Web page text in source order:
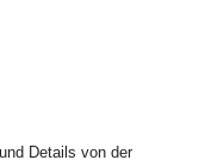
Details von der